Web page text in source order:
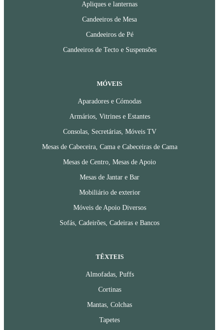
Apliques e lanternas
Candeeiros de Mesa
Candeeiros de Pé
Candeeiros de Tecto e Suspensões
MÓVEIS
Aparadores e Cómodas
Armários, Vitrines e Estantes
Consolas, Secretárias, Móveis TV
Mesas de Cabeceira, Cama e Cabeceiras de Cama
Mesas de Centro, Mesas de Apoio
Mesas de Jantar e Bar
Mobiliário de exterior
Móveis de Apoio Diversos
Sofás, Cadeirões, Cadeiras e Bancos
TÊXTEIS
Almofadas, Puffs
Cortinas
Mantas, Colchas
Tapetes